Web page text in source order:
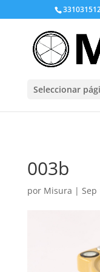
Seleccionar
003b
por Misura | Sep